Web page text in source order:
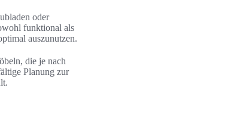
oder
funktional als
auszunutzen.
die je nach
Planung zur